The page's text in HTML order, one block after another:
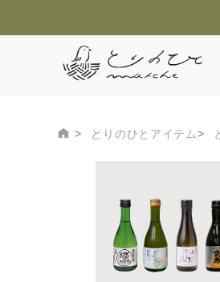
とりのひとアイテム